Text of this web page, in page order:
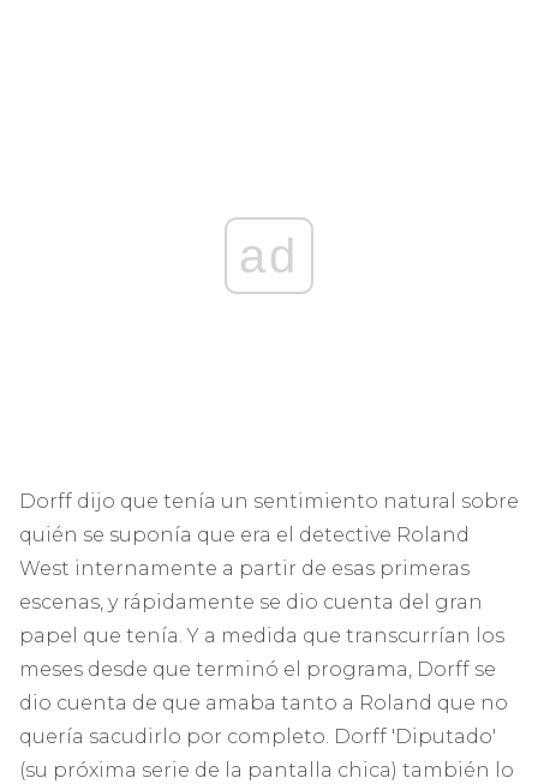
ad
Dorff dijo que tenía un sentimiento natural sobre
quién se suponía que era el detective Roland
West internamente a partir de esas primeras
escenas, y rápidamente se dio cuenta del gran
papel que tenía. Y a medida que transcurrían los
meses desde que terminó el programa, Dorff se
dio cuenta de que amaba tanto a Roland que no
quería sacudirlo por completo. Dorff 'Diputado'
(su próxima serie de la pantalla chica) también lo